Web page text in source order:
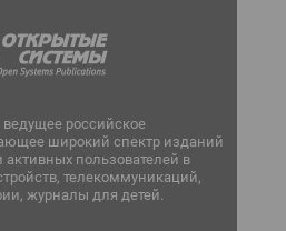
российское
широкий спектр изданий
пользователей в
телекоммуникаций,
журналы для детей.